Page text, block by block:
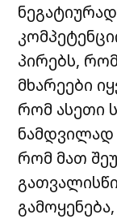
პირებს,
მხარეები
რომ ასეთი
ნამდვილად
რომ მათ